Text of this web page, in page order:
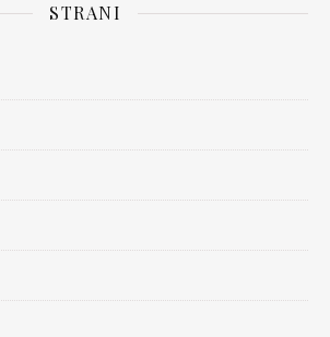
STRANI